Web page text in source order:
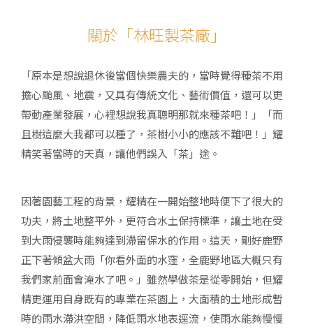
關於「林旺製茶廠」
「原本是想說退休後當個快樂農夫的，當時覺得種茶不用
擔心颱風、地震，又具有傳統文化、藝術價值，還可以更
帶動產業發展，心裡想說我真聰明那就來種茶吧！」「而
且樹這麼大我都可以種了，茶樹小小的應該不難吧！」耀
精笑著當時的天真，讓他們誤入「茶」途。
因著園藝工程的背景，耀精在一開始整地時便下了很大的
功夫，將土地整平外，更符合水土保持標準，讓土地在受
到大雨侵襲時能夠達到滯留保水的作用。這天，剛好鹿野
正下著傾盆大雨「你看外面的水窪，全鹿野地區大概只有
我們家前面會淹水了吧。」雖然學做茶是從零開始，但耀
精更運用自身既有的專業在茶園上，大面積的土地形成暫
時的雨水滯洪空間，降低雨水地表逕流，使雨水能夠慢慢